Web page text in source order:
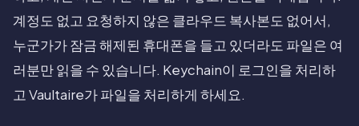
계정도 없고 요청하지 않은 클라우드 복사본도 없어서,
누군가가 잠금 해제된 휴대폰을 들고 있더라도 파일은 여
러분만 읽을 수 있습니다. Keychain이 로그인을 처리하
고 Vaultaire가 파일을 처리하게 하세요.